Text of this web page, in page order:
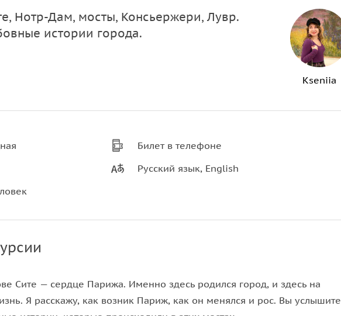
Нотр-Дам, мосты, Консьержери, Лувр.
истории города.
Kseniia
Билет в телефоне
Русский язык, English
Сите — сердце Парижа. Именно здесь родился город, и здесь на
Я расскажу, как возник Париж, как он менялся и рос. Вы услышите